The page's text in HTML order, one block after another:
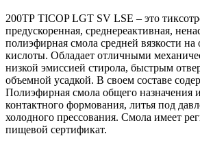
200ТР TICOP LGT SV LSE – это
предускоренная, среднереактивная,
полиэфирная смола средней вязкости на
кислоты. Обладает отличными
низкой эмиссией стирола, быстрым
объемной усадкой. В своем составе
Полиэфирная смола общего назначения
контактного формования, литья под
холодного прессования. Смола имеет
пищевой сертификат.